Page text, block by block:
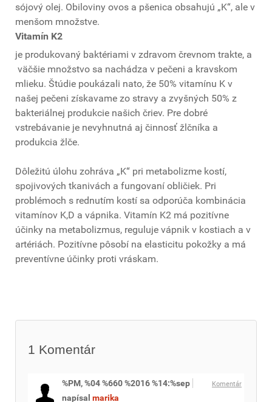
sójový olej. Obiloviny ovos a pšenica obsahujú „K“, ale v
menšom množstve.
Vitamín K2
je produkovaný baktériami v zdravom črevnom trakte, a
väčšie množstvo sa nachádza v pečeni a kravskom
mlieku. Štúdie poukázali nato, že 50% vitamínu K v
našej pečeni získavame zo stravy a zvyšných 50% z
bakteriálnej produkcie našich čriev. Pre dobré
vstrebávanie je nevyhnutná aj činnosť žlčníka a
produkcia žlče.
Dôležitú úlohu zohráva „K“ pri metabolizme kostí,
spojivových tkanivách a fungovaní obličiek. Pri
problémoch s rednutím kostí sa odporúča kombinácia
vitamínov K,D a vápnika. Vitamín K2 má pozitívne
účinky na metabolizmus, reguluje vápnik v kostiach a v
artériách. Pozitívne pôsobí na elasticitu pokožky a má
preventívne účinky proti vráskam.
1 Komentár
Komentár
%PM, %04 %660 %2016 %14:%sep
napísal marika